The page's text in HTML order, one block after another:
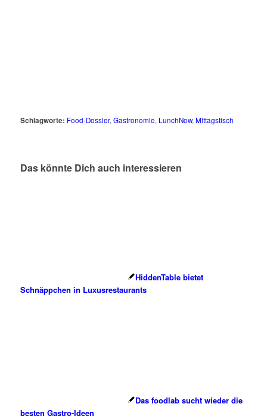
Schlagworte: Food-Dossier, Gastronomie, LunchNow, Mittagstisch
Das könnte Dich auch interessieren
HiddenTable bietet
Schnäppchen in Luxusrestaurants
Das foodlab sucht wieder die
besten Gastro-Ideen